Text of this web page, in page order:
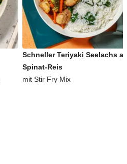
Schneller Teriyaki Seelachs
Spinat-Reis
mit Stir Fry Mix